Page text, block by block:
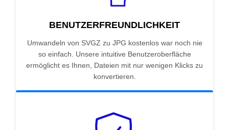
BENUTZERFREUNDLICHKEIT
Umwandeln von SVGZ zu JPG kostenlos war noch nie
so einfach. Unsere intuitive Benutzeroberfläche
ermöglicht es Ihnen, Dateien mit nur wenigen Klicks zu
konvertieren.